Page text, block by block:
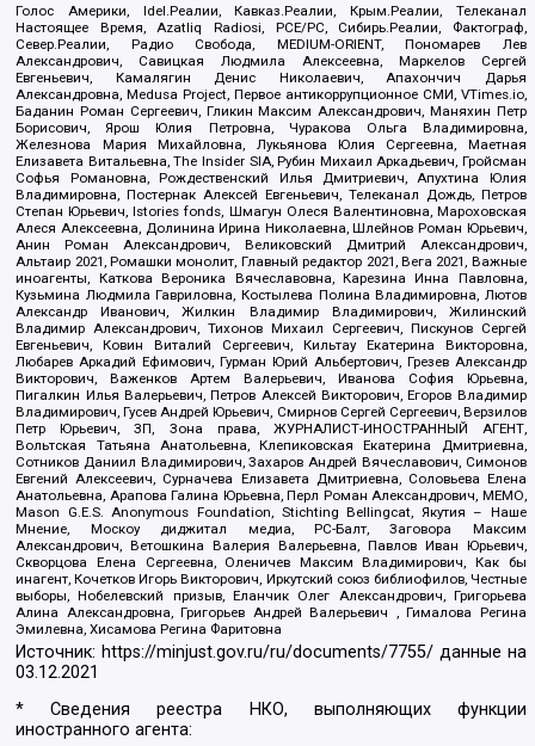
Голос Америки, Idel.Реалии, Кавказ.Реалии, Крым.Реалии, Телеканал
Настоящее Время, Azatliq Radiosi, PCE/PC, Сибирь.Реалии, Фактограф,
Север.Реалии, Радио Свобода, MEDIUM-ORIENT, Пономарев Лев
Александрович, Савицкая Людмила Алексеевна, Маркелов Сергей
Евгеньевич, Камалягин Денис Николаевич, Апахончич Дарья
Александровна, Medusa Project, Первое антикоррупционное СМИ, VTimes.io,
Баданин Роман Сергеевич, Гликин Максим Александрович, Маняхин Петр
Борисович, Ярош Юлия Петровна, Чуракова Ольга Владимировна,
Железнова Мария Михайловна, Лукьянова Юлия Сергеевна, Маетная
Елизавета Витальевна, The Insider SIA, Рубин Михаил Аркадьевич, Гройсман
Софья Романовна, Рождественский Илья Дмитриевич, Апухтина Юлия
Владимировна, Постернак Алексей Евгеньевич, Телеканал Дождь, Петров
Степан Юрьевич, Istories fonds, Шмагун Олеся Валентиновна, Мароховская
Алеся Алексеевна, Долинина Ирина Николаевна, Шлейнов Роман Юрьевич,
Анин Роман Александрович, Великовский Дмитрий Александрович,
Альтаир 2021, Ромашки монолит, Главный редактор 2021, Вега 2021, Важные
иноагенты, Каткова Вероника Вячеславовна, Карезина Инна Павловна,
Кузьмина Людмила Гавриловна, Костылева Полина Владимировна, Лютов
Александр Иванович, Жилкин Владимир Владимирович, Жилинский
Владимир Александрович, Тихонов Михаил Сергеевич, Пискунов Сергей
Евгеньевич, Ковин Виталий Сергеевич, Кильтау Екатерина Викторовна,
Любарев Аркадий Ефимович, Гурман Юрий Альбертович, Грезев Александр
Викторович, Важенков Артем Валерьевич, Иванова София Юрьевна,
Пигалкин Илья Валерьевич, Петров Алексей Викторович, Егоров Владимир
Владимирович, Гусев Андрей Юрьевич, Смирнов Сергей Сергеевич, Верзилов
Петр Юрьевич, ЗП, Зона права, ЖУРНАЛИСТ-ИНОСТРАННЫЙ АГЕНТ,
Вольтская Татьяна Анатольевна, Клепиковская Екатерина Дмитриевна,
Сотников Даниил Владимирович, Захаров Андрей Вячеславович, Симонов
Евгений Алексеевич, Сурначева Елизавета Дмитриевна, Соловьева Елена
Анатольевна, Арапова Галина Юрьевна, Перл Роман Александрович, МЕМО,
Mason G.E.S. Anonymous Foundation, Stichting Bellingcat, Якутия – Наше
Мнение, Москоу диджитал медиа, РС-Балт, Заговора Максим
Александрович, Ветошкина Валерия Валерьевна, Павлов Иван Юрьевич,
Скворцова Елена Сергеевна, Оленичев Максим Владимирович, Как бы
инагент, Кочетков Игорь Викторович, Иркутский союз библиофилов, Честные
выборы, Нобелевский призыв, Еланчик Олег Александрович, Григорьева
Алина Александровна, Григорьев Андрей Валерьевич , Гималова Регина
Эмилевна, Хисамова Регина Фаритовна
Источник: https://minjust.gov.ru/ru/documents/7755/ данные на
03.12.2021
* Сведения реестра НКО, выполняющих функции
иностранного агента: